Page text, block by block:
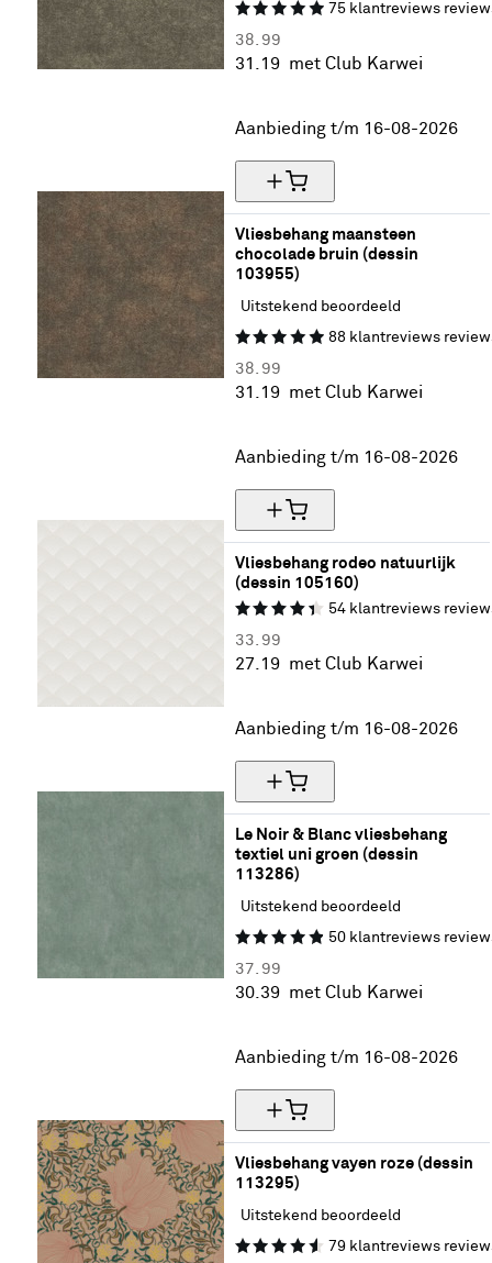
75 klantreviews
38. 99
31. 19 met Club Karwei
Aanbieding t/m 16-08-2026
Vliesbehang maansteen
chocolade bruin (dessin
103955)
Uitstekend beoordeeld
88 klantreviews
38. 99
31. 19 met Club Karwei
Aanbieding t/m 16-08-2026
Vliesbehang rodeo natuurlijk
(dessin 105160)
54 klantreviews
33. 99
27. 19 met Club Karwei
Aanbieding t/m 16-08-2026
Le Noir & Blanc vliesbehang
textiel uni groen (dessin
113286)
Uitstekend beoordeeld
50 klantreviews
37. 99
30. 39 met Club Karwei
Aanbieding t/m 16-08-2026
Vliesbehang vayen roze (dessin
113295)
Uitstekend beoordeeld
79 klantreviews